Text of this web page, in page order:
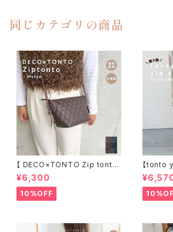
同じカテゴリの商品
【 DECO×TONTO Zip tonto
Mサイズ】
¥6,300
10%OFF
【tonto
ー Mサイ